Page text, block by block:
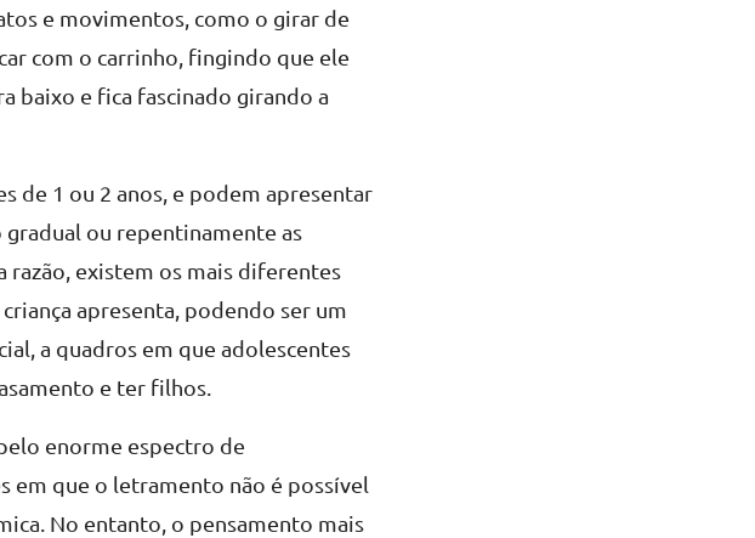
e movimentos, como o girar de
com o carrinho, fingindo que ele
baixo e fica fascinado girando a
de 1 ou 2 anos, e podem apresentar
ou repentinamente as
razão, existem os mais diferentes
apresenta, podendo ser um
a quadros em que adolescentes
e ter filhos.
enorme espectro de
em que o letramento não é possível
No entanto, o pensamento mais